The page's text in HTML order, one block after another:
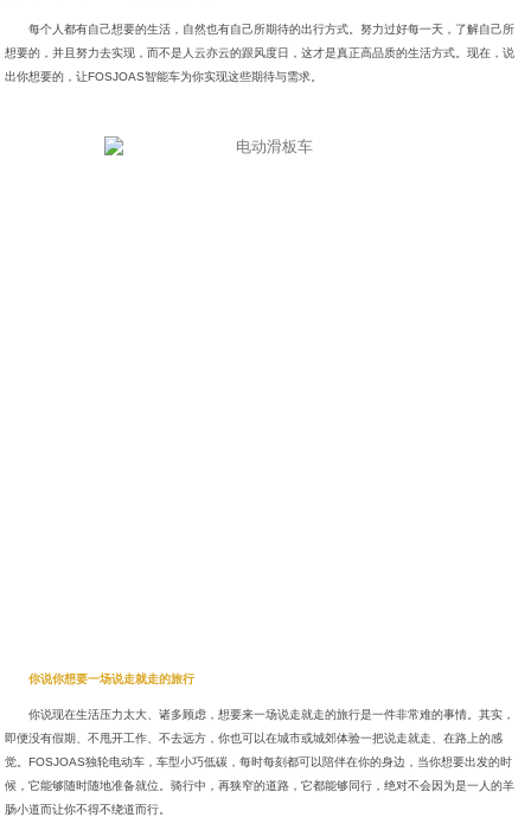
每个人都有自己想要的生活，自然也有自己所期待的出行方式。努力过好每一天，了解自己所
想要的，并且努力去实现，而不是人云亦云的跟风度日，这才是真正高品质的生活方式。现在，说
出你想要的，让FOSJOAS智能车为你实现这些期待与需求。
你说你想要一场说走就走的旅行
你说现在生活压力太大、诸多顾虑，想要来一场说走就走的旅行是一件非常难的事情。其实，
即便没有假期、不甩开工作、不去远方，你也可以在城市或城郊体验一把说走就走、在路上的感
觉。FOSJOAS独轮电动车，车型小巧低碳，每时每刻都可以陪伴在你的身边，当你想要出发的时
候，它能够随时随地准备就位。骑行中，再狭窄的道路，它都能够同行，绝对不会因为是一人的羊
肠小道而让你不得不绕道而行。